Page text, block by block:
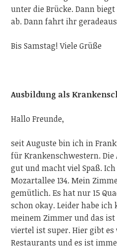
unter die Brücke. Dann
ab. Dann fahrt ihr
Bis Samstag! VieleGrüße
Ausbildung als
Hallo Freunde,
seit Auguste bin ich in
für Krankenschwestern.
gut und macht viel Spaß.
Mozartallee 134. Mein
gemütlich. Es hat nur 15
schon okay. Leider habe ich
meinem Zimmer und das
viertel ist super. Hier gibt es
Restaurants und es ist